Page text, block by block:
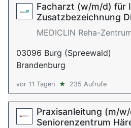
Facharzt (w/m/d) für
Zusatzbezeichnung
MEDICLIN Reha-
03096 Burg (Spreewald)
Brandenburg
vor 11 Tagen ★ 235 Aufrufe
Praxisanleitung (m/w/
Seniorenzentrum